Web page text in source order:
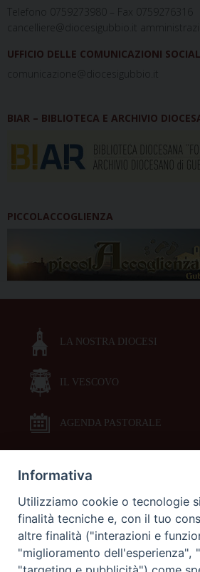
Telefono 0759273980 – Fax 0759276316
cancelliere@diocesigubbio.it
UFFICIO DELLE COMUNICAZIONI
comunicazione@diocesigubbio.it
BIAR – BIBLIOTECA E ARCHIVIO
PICCOLACCOGLIENZA
LA NOSTRA DIOCESI
IL VESCOVO
AGENDA PASTORALE
DOCUMENTI PASTORALI
ORARI MESSE
LITURGIA DELLE ORE
Informativa
Utilizziamo cookie o tecnologie
finalità tecniche e, con il tuo
altre finalità ("interazioni e
"miglioramento dell'esperienza",